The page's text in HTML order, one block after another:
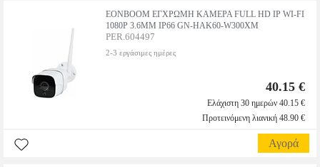
EONBOOM ΕΓΧΡΩΜΗ ΚΑΜΕΡΑ FULL HD IP WI-FI
1080P 3.6MM IP66 GN-HAK60-W300XM
PER.604497
2-3 εργάσιμες ημέρες
40.15 €
Ελάχιστη 30 ημερών 40.15 €
Προτεινόμενη λιανική 48.90 €
Αγορά